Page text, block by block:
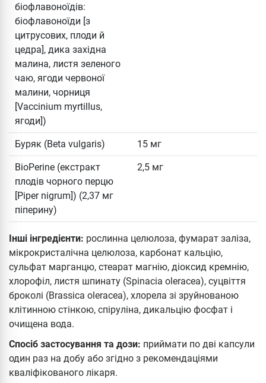
біофлавоноїдів:
біофлавоноїди [з
цитрусових, плоди й
цедра], дика західна
малина, листя зеленого
чаю, ягоди червоної
малини, чорниця
[Vaccinium myrtillus,
ягоди])
Буряк (Beta vulgaris) 15 мг
BioPerine (екстракт
плодів чорного перцю
[Piper nigrum]) (2,37 мг
піперину)
2,5 мг
Інші інгредієнти: рослинна целюлоза, фумарат заліза,
мікрокристалічна целюлоза, карбонат кальцію,
сульфат марганцю, стеарат магнію, діоксид кремнію,
хлорофіл, листя шпинату (Spinacia oleracea), суцвіття
броколі (Brassica oleracea), хлорела зі зруйнованою
клітинною стінкою, спіруліна, дикальцію фосфат і
очищена вода.
Спосіб застосування та дози: приймати по дві капсули
один раз на добу або згідно з рекомендаціями
кваліфікованого лікаря.